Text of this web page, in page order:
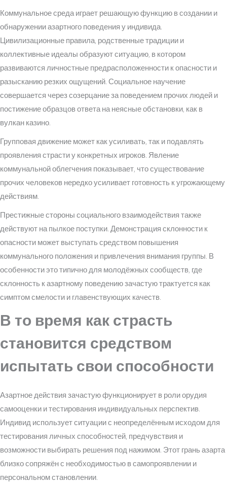
Коммунальное среда играет решающую функцию в создании и
обнаружении азартного поведения у индивида.
Цивилизационные правила, родственные традиции и
коллективные идеалы образуют ситуацию, в котором
развиваются личностные предрасположенности к опасности и
разысканию резких ощущений. Социальное научение
совершается через созерцание за поведением прочих людей и
постижение образцов ответа на неясные обстановки, как в
вулкан казино.
Групповая движение может как усиливать, так и подавлять
проявления страсти у конкретных игроков. Явление
коммунальной облегчения показывает, что существование
прочих человеков нередко усиливает готовность к угрожающему
действиям.
Престижные стороны социального взаимодействия также
действуют на пылкое поступки. Демонстрация склонности к
опасности может выступать средством повышения
коммунального положения и привлечения внимания группы. В
особенности это типично для молодёжных сообществ, где
склонность к азартному поведению зачастую трактуется как
симптом смелости и главенствующих качеств.
В то время как страсть
становится средством
испытать свои способности
Азартное действия зачастую функционирует в роли орудия
самооценки и тестирования индивидуальных перспектив.
Индивид использует ситуации с неопределённым исходом для
тестирования личных способностей, предчувствия и
возможности выбирать решения под нажимом. Этот грань азарта
близко сопряжён с необходимостью в самопроявлении и
персональном становлении.